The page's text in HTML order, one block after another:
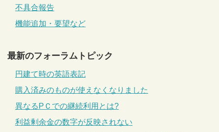
不具合報告
機能追加・要望など
最新のフォーラムトピック
円建て時の英語表記
購入済みのものが使えなくなりました
異なるPＣでの継続利用とは?
利益剰余金の数字が反映されない